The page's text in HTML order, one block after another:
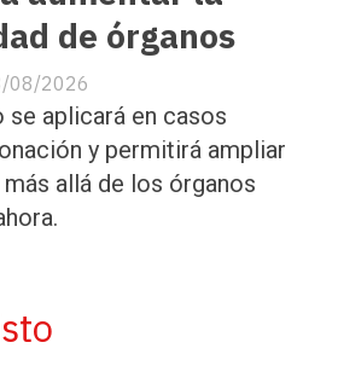
de órganos
08/2026
aplicará en casos
y permitirá ampliar
allá de los órganos